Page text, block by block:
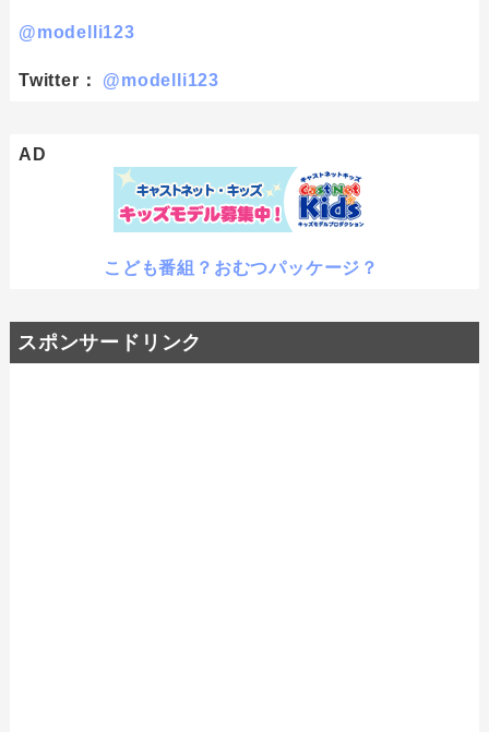
@modelli123
Twitter： @modelli123
AD
こども番組？おむつパッケージ？
スポンサードリンク